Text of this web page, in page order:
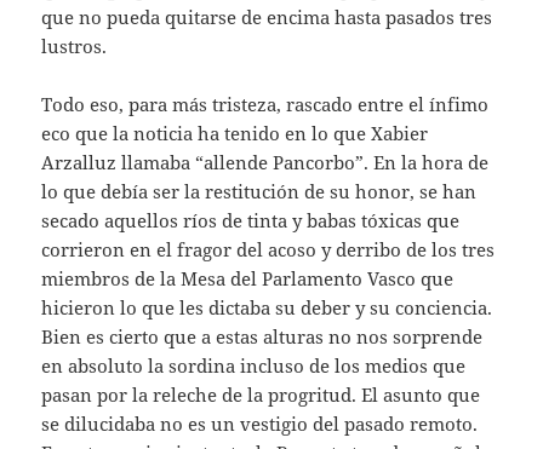
que no pueda quitarse de encima hasta pasados tres
lustros.
Todo eso, para más tristeza, rascado entre el ínfimo
eco que la noticia ha tenido en lo que Xabier
Arzalluz llamaba “allende Pancorbo”. En la hora de
lo que debía ser la restitución de su honor, se han
secado aquellos ríos de tinta y babas tóxicas que
corrieron en el fragor del acoso y derribo de los tres
miembros de la Mesa del Parlamento Vasco que
hicieron lo que les dictaba su deber y su conciencia.
Bien es cierto que a estas alturas no nos sorprende
en absoluto la sordina incluso de los medios que
pasan por la releche de la progritud. El asunto que
se dilucidaba no es un vestigio del pasado remoto.